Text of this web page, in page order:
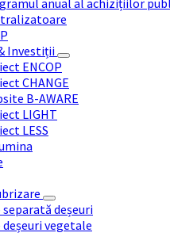
anual al achizițiilor
Investiții
ENCOP
CHANGE
B-AWARE
LIGHT
LESS
deșeuri
vegetale